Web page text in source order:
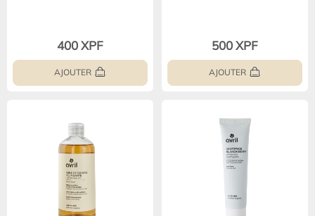
400 XPF
AJOUTER
500 XPF
AJOUTER